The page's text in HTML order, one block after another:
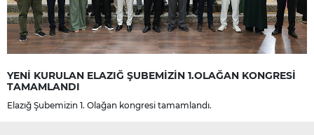
YENİ KURULAN ELAZIĞ ŞUBEMİZİN 1.OLAĞAN KONGRESİ
TAMAMLANDI
Elazığ Şubemizin 1. Olağan kongresi tamamlandı.